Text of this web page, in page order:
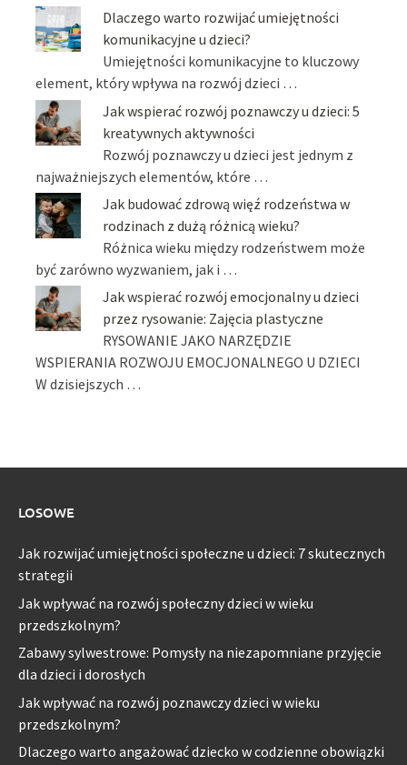
Dlaczego warto rozwijać umiejętności
komunikacyjne u dzieci?
Umiejętności komunikacyjne to kluczowy
element, który wpływa na rozwój dzieci …
Jak wspierać rozwój poznawczy u dzieci: 5
kreatywnych aktywności
Rozwój poznawczy u dzieci jest jednym z
najważniejszych elementów, które …
Jak budować zdrową więź rodzeństwa w
rodzinach z dużą różnicą wieku?
Różnica wieku między rodzeństwem może
być zarówno wyzwaniem, jak i …
Jak wspierać rozwój emocjonalny u dzieci
przez rysowanie: Zajęcia plastyczne
RYSOWANIE JAKO NARZĘDZIE
WSPIERANIA ROZWOJU EMOCJONALNEGO U DZIECI
W dzisiejszych …
LOSOWE
Jak rozwijać umiejętności społeczne u dzieci: 7 skutecznych
strategii
Jak wpływać na rozwój społeczny dzieci w wieku
przedszkolnym?
Zabawy sylwestrowe: Pomysły na niezapomniane przyjęcie
dla dzieci i dorosłych
Jak wpływać na rozwój poznawczy dzieci w wieku
przedszkolnym?
Dlaczego warto angażować dziecko w codzienne obowiązki